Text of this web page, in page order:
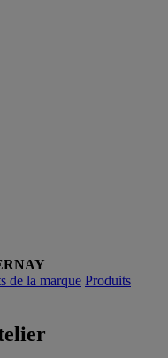
de la marque Produits